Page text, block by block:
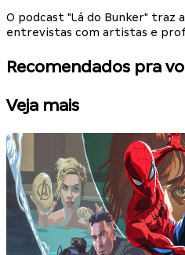
O podcast "Lá do Bunker" traz
entrevistas com artistas e
Recomendados pra
Veja mais